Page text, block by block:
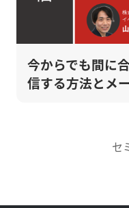
今からでも間に
信する方法とメ
セ